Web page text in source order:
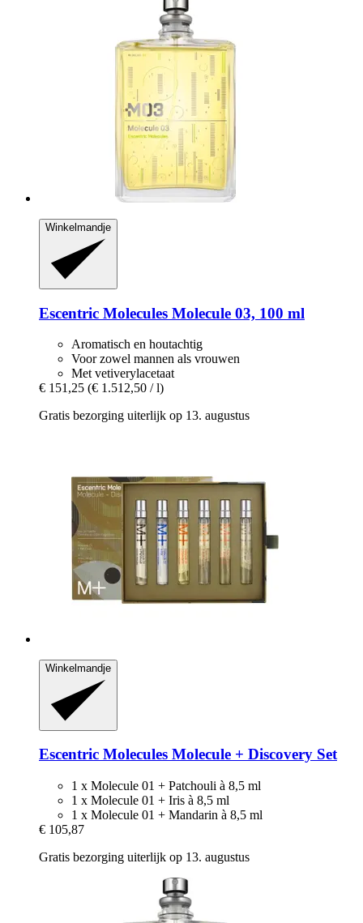
Winkelmandje
Escentric Molecules Molecule 03, 100 ml
Aromatisch en houtachtig
Voor zowel mannen als vrouwen
Met vetiverylacetaat
€ 151,25 (€ 1.512,50 / l)
Gratis bezorging uiterlijk op 13. augustus
Winkelmandje
Escentric Molecules Molecule + Discovery Set
1 x Molecule 01 + Patchouli à 8,5 ml
1 x Molecule 01 + Iris à 8,5 ml
1 x Molecule 01 + Mandarin à 8,5 ml
€ 105,87
Gratis bezorging uiterlijk op 13. augustus